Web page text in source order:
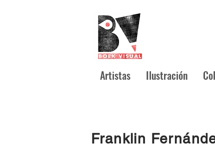
Artistas Ilustración
Franklin